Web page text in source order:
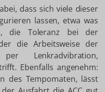
dass sich viele dieser
lassen, etwa was
die Toleranz bei der
die Arbeitsweise der
Lenkradvibration,
Ebenfalls angenehm:
des Tempomaten, lässt